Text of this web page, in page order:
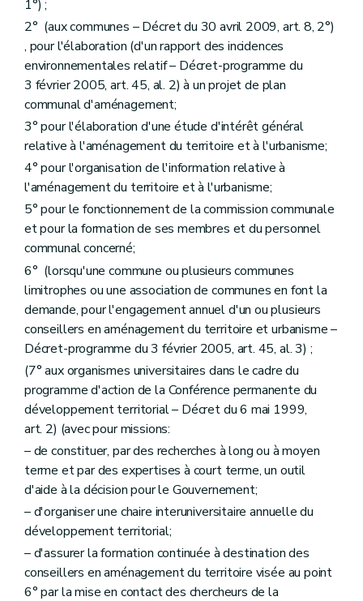
Section première Des actes et travaux dispensés de permis d'urbanisme
Art. 262
Section 2 Des actes et travaux soumis à déclaration urbanistique
Art. 263
Section 3
Des actes et travaux d'impact limité au sens de l'article
127, §4, alinéa 2, 1°
Art. 264
Section 4 Des actes et travaux dispensés du concours d'un architecte
Art. 265
Chapitre IV
bis
Des arbres et des haies remarquables
Art. 266
Art. 267
Art. 268
Art. 269
Art. 270
Chapitre IV
Art. 271
Chapitre IVquater
(De la liste des actes et travaux visés à l'article 140 - AGW du 14 novembre 2007, art. 1
Art. 271bis
Chapitre V Des fonctionnaires délégués pour l'application des articles 42, 43, 45, 48 et 50 à 55 (lire articles 84, 89, 99, 107 à 109, 115, 116, 118 et 127)
Art. 272
Art. 273
Chapitre VI
De la liste des personnes de droit public et des actes et travaux d'utilité publique pour laquelle les permis d'urbanisme et de lotir sont délivrés par le Gouvernement ou le fonctionnaire délégué (... – AGW du 17 juillet 2003, art. 2, §1
Art. 274
Art. 274 bis
Art. 275 et 276
Art. 277 et 278
Chapitre VIbis
(Des conditions dans lesquelles une personne physique ou morale, privée ou publique, ou une association de personnes physiques peut être chargée de l'élaboration ou de la révision des schémas, des plans d'aménagement (... – AGW du 30 juin 2009, art. 5, al. 1
Art. 279
Art. 280
Art. 281
Art. 282
Art. 283
Art. 283/1
Art. 283/2
Art. 283/3
Art. 283/4
Chapitre VIter
De l'évaluation des incidences des plans et programmes dans un contexte transfrontière – AGW du 28 juin 2012, art. 2)
1°) ;
2° (aux communes – Décret du 30 avril 2009, art. 8, 2°)
, pour l'élaboration (d'un rapport des incidences
environnementales relatif – Décret-programme du
3 février 2005, art. 45, al. 2) à un projet de plan
communal d'aménagement;
3° pour l'élaboration d'une étude d'intérêt général
relative à l'aménagement du territoire et à l'urbanisme;
4° pour l'organisation de l'information relative à
l'aménagement du territoire et à l'urbanisme;
5° pour le fonctionnement de la commission communale
et pour la formation de ses membres et du personnel
communal concerné;
6° (lorsqu'une commune ou plusieurs communes
limitrophes ou une association de communes en font la
demande, pour l'engagement annuel d'un ou plusieurs
conseillers en aménagement du territoire et urbanisme –
Décret-programme du 3 février 2005, art. 45, al. 3) ;
(7° aux organismes universitaires dans le cadre du
programme d'action de la Conférence permanente du
développement territorial – Décret du 6 mai 1999,
art. 2) (avec pour missions:
– de constituer, par des recherches à long ou à moyen
terme et par des expertises à court terme, un outil
d'aide à la décision pour le Gouvernement;
– d'organiser une chaire interuniversitaire annuelle du
développement territorial;
– d'assurer la formation continuée à destination des
conseillers en aménagement du territoire visée au point
6° par la mise en contact des chercheurs de la